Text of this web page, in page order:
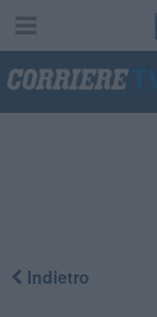
Indietro